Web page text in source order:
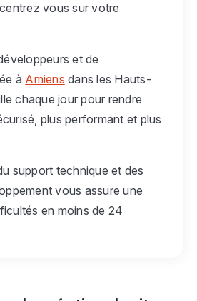
vous sur votre
et de
à Amiens dans les Hauts-
chaque jour pour rendre
plus performant et plus
support technique et des
vous assure une
en moins de 24